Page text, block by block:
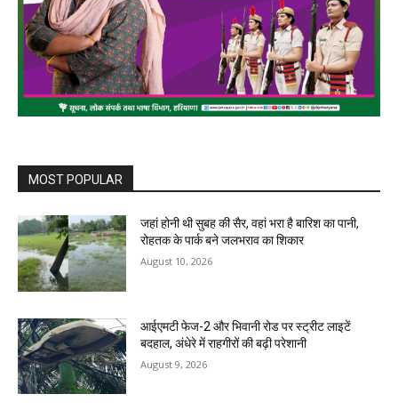
MOST POPULAR
जहां होनी थी सुबह की सैर, वहां भरा है बारिश का पानी,
रोहतक के पार्क बने जलभराव का शिकार
August 10, 2026
आईएमटी फेज-2 और भिवानी रोड पर स्ट्रीट लाइटें
बदहाल, अंधेरे में राहगीरों की बढ़ी परेशानी
August 9, 2026